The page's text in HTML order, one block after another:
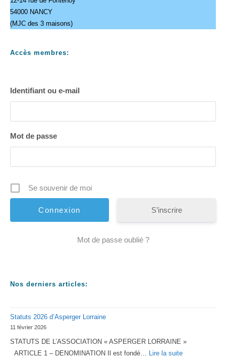
54000 NANCY
(MJC des 3 maisons)
Accès membres:
Identifiant ou e-mail
Mot de passe
Se souvenir de moi
S’inscrire
Mot de passe oublié ?
Nos derniers articles:
Statuts 2026 d’Asperger Lorraine
11 février 2026
STATUTS DE L’ASSOCIATION « ASPERGER LORRAINE »
ARTICLE 1 – DENOMINATION Il est fondé… Lire la suite: